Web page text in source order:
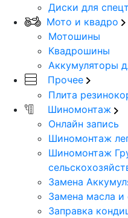
Диски для
Мото и квадро
Мотошины
Квадрошины
Аккумуляторы
Прочее
Плита
Шиномонтаж
Онлайн запись
Шиномонтаж
Шиномонтаж
Замена
Замена масла и
Заправка